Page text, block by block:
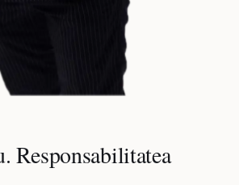
Responsabilitatea